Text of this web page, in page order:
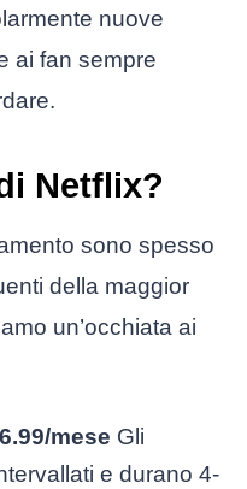
nuove
ai fan sempre
Netflix?
sono spesso
della maggior
un’occhiata ai
mese Gli
e durano 4-